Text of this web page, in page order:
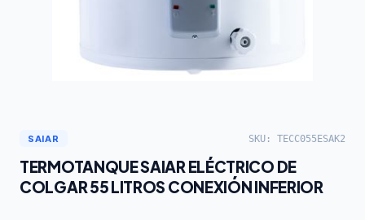
SAIAR SKU: TECC055ESAK2
TERMOTANQUE SAIAR ELÉCTRICO DE
COLGAR 55 LITROS CONEXIÓN INFERIOR